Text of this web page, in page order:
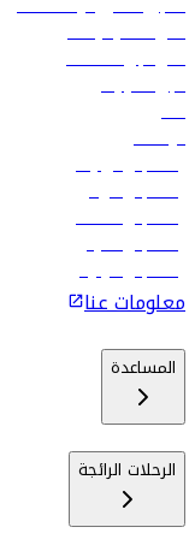
تسجيل الدخول لوكلاء السفر
أدنى أسعار الرحلات
فلاي دبي للعطلات
تأجير السيارات
فنادق
الوظائف
رحلات إلى تبيليسي
رحلات إلى الرياض
رحلات إلى مسقط
رحلات إلى ماليه
رحلات إلى كولومبو
معلومات عنا
المساعدة
الرحلات الرائجة